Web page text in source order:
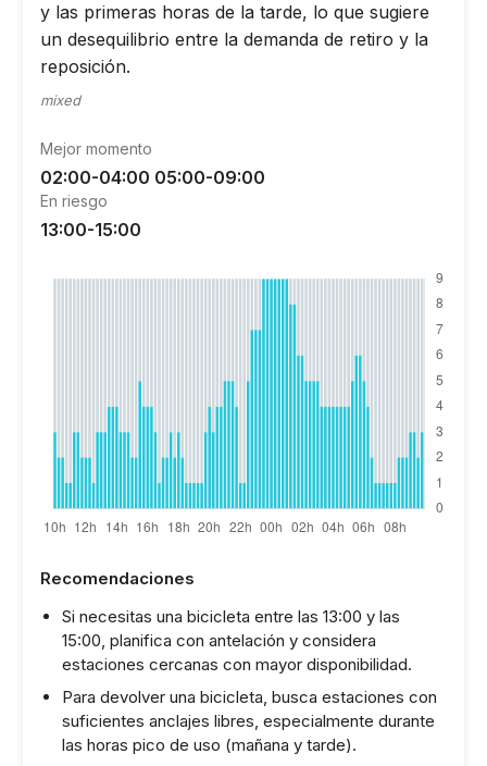
y las primeras horas de la tarde, lo que sugiere
un desequilibrio entre la demanda de retiro y la
reposición.
mixed
Mejor momento
02:00-04:00 05:00-09:00
En riesgo
13:00-15:00
Recomendaciones
Si necesitas una bicicleta entre las 13:00 y las
15:00, planifica con antelación y considera
estaciones cercanas con mayor disponibilidad.
Para devolver una bicicleta, busca estaciones con
suficientes anclajes libres, especialmente durante
las horas pico de uso (mañana y tarde).